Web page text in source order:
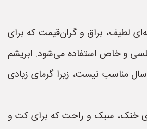
لطیف، براق و گران‌قیمت که برای
و خاص استفاده می‌شود. ابریشم
مناسب نیست، زیرا گرمای زیادی
خنک، سبک و راحت که برای کت و